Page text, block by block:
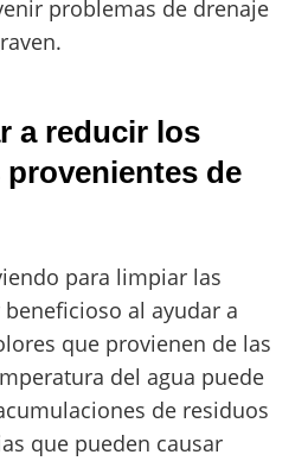
problemas de drenaje
a reducir los
de
para limpiar las
al ayudar a
que provienen de las
del agua puede
de residuos
que pueden causar